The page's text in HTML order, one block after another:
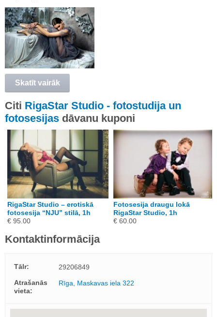
Skatīt vairāk
Citi RigaStar Studio - fotostudija un
fotosesijas dāvanu kuponi
RigaStar Studio – erotiskā
fotosesija “NJU” stilā, 1h
€ 95.00
Fotosesija draugu lokā
RigaStar Studio, 1h
€ 60.00
Kontaktinformācija
Tālr:
29206849
Atrašanās
vieta:
Rīga, Maskavas iela 322